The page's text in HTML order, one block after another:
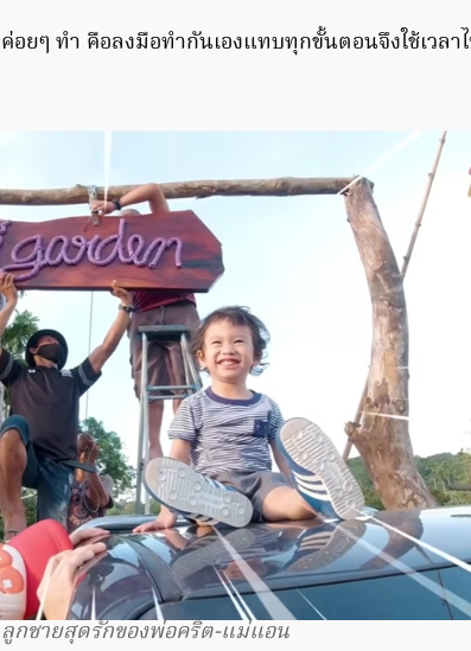
อยๆ ทำ คือลงมือทำกันเองแทบทุกขั้นตอนจึงใช้เวลา
กชายสุดรักของพ่อคริต-แม่แอน